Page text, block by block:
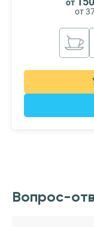
от
от
Вопрос-